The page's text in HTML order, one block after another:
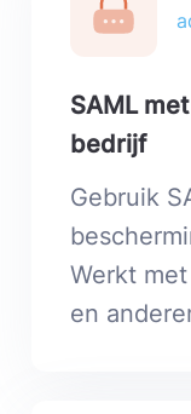
SAML
bedrijf
Gebruik
Werkt
en